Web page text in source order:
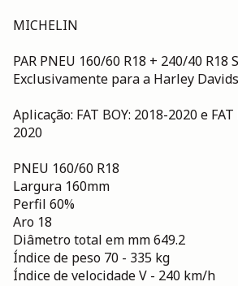
MICHELIN
PAR PNEU 160/60 R18 + 240/40 R18
Exclusivamente para a Harley
Aplicação: FAT BOY: 2018-2020 e
2020
PNEU 160/60 R18
Largura 160mm
Perfil 60%
Aro 18
Diâmetro total em mm 649.2
Índice de peso 70 - 335 kg
Índice de velocidade V - 240 km/h